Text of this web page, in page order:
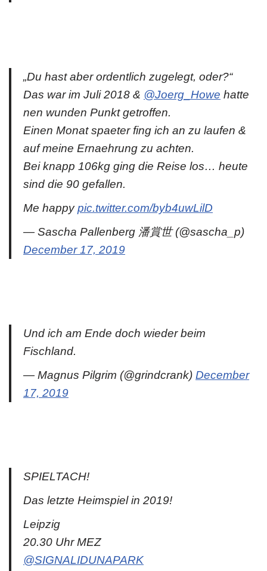
„Du hast aber ordentlich zugelegt, oder?“
Das war im Juli 2018 & @Joerg_Howe hatte
nen wunden Punkt getroffen.
Einen Monat spaeter fing ich an zu laufen &
auf meine Ernaehrung zu achten.
Bei knapp 106kg ging die Reise los… heute
sind die 90 gefallen.
Me happypic.twitter.com/byb4uwLilD
— Sascha Pallenberg 潘賞世 (@sascha_p)
December 17, 2019
Und ich am Ende doch wieder beim
Fischland.
— Magnus Pilgrim (@grindcrank) December
17, 2019
SPIELTACH!
Das letzte Heimspiel in 2019!
Leipzig
20.30 Uhr MEZ
@SIGNALIDUNAPARK